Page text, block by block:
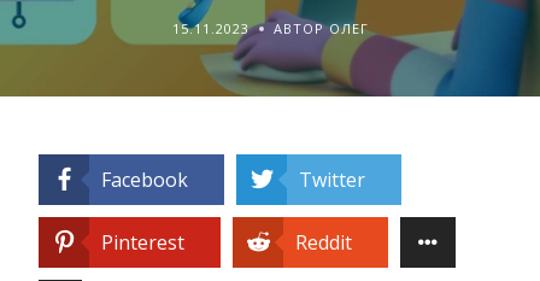
15.11.2023 АВТОР ОЛЕГ
Facebook Twitter
Pinterest Reddit